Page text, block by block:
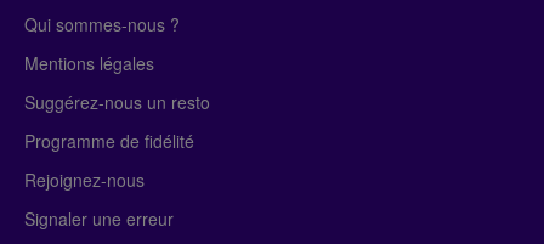
Qui sommes-nous ?
Mentions légales
Suggérez-nous un resto
Programme de fidélité
Rejoignez-nous
Signaler une erreur